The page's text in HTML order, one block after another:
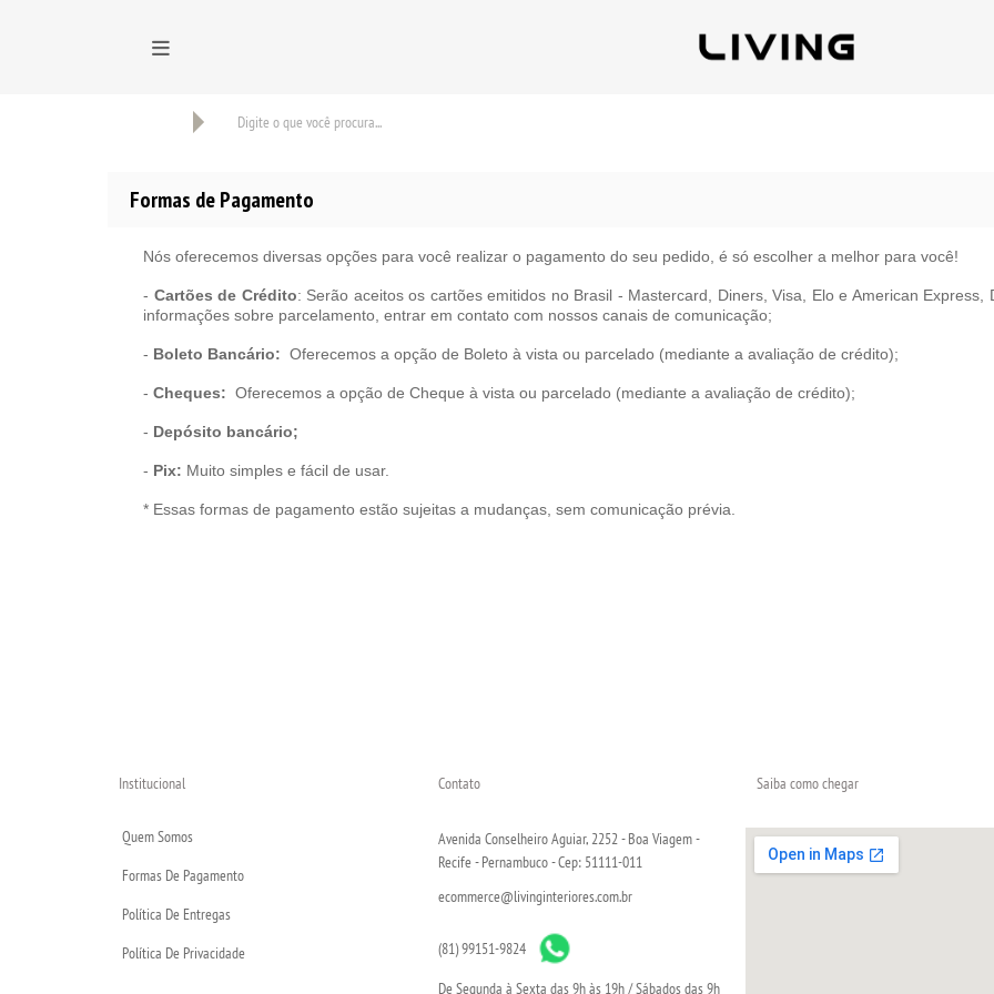
Formas de Pagamento
Nós oferecemos diversas opções para você realizar o pagamento do seu pedido, é só escolher a melhor para você!
- Cartões de Crédito: Serão aceitos os cartões emitidos no Brasil - Mastercard, Diners, Visa, Elo e American Express,
informações sobre parcelamento, entrar em contato com nossos canais de comunicação;
- Boleto Bancário: Oferecemos a opção de Boleto à vista ou parcelado (mediante a avaliação de crédito);
- Cheques: Oferecemos a opção de Cheque à vista ou parcelado (mediante a avaliação de crédito);
- Depósito bancário;
- Pix: Muito simples e fácil de usar.
* Essas formas de pagamento estão sujeitas a mudanças, sem comunicação prévia.
Institucional
Quem Somos
Formas De Pagamento
Política De Entregas
Política De Privacidade
Contato
Avenida Conselheiro Aguiar, 2252 - Boa Viagem -
Recife - Pernambuco - Cep: 51111-011
ecommerce@livinginteriores.com.br
(81) 99151-9824
De Segunda à Sexta das 9h às 19h / Sábados das 9h
Saiba como chegar